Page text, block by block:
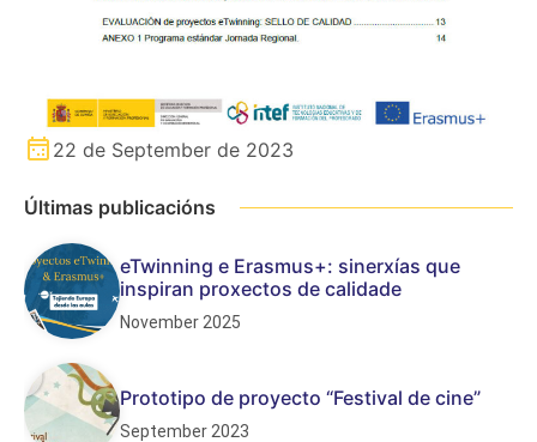
22 de September de 2023
Últimas publicacións
eTwinning e Erasmus+: sinerxías que
inspiran proxectos de calidade
November 2025
Prototipo de proyecto “Festival de cine”
September 2023